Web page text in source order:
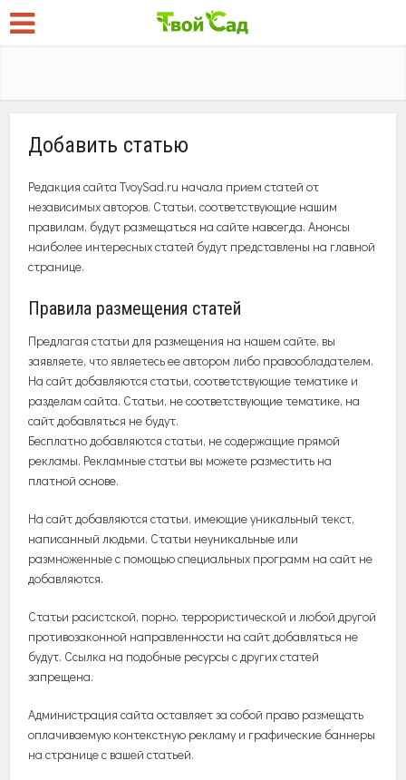
Добавить статью
Редакция сайта TvoySad.ru начала прием статей от
независимых авторов. Статьи, соответствующие нашим
правилам, будут размещаться на сайте навсегда. Анонсы
наиболее интересных статей будут представлены на главной
странице.
Правила размещения статей
Предлагая статьи для размещения на нашем сайте, вы
заявляете, что являетесь ее автором либо правообладателем.
На сайт добавляются статьи, соответствующие тематике и
разделам сайта. Статьи, не соответствующие тематике, на
сайт добавляться не будут.
Бесплатно добавляются статьи, не содержащие прямой
рекламы. Рекламные статьи вы можете разместить на
платной основе.
На сайт добавляются статьи, имеющие уникальный текст,
написанный людьми. Статьи неуникальные или
размноженные с помощью специальных программ на сайт не
добавляются.
Статьи расистской, порно, террористической и любой другой
противозаконной направленности на сайт добавляться не
будут. Ссылка на подобные ресурсы с других статей
запрещена.
Администрация сайта оставляет за собой право размещать
оплачиваемую контекстную рекламу и графические баннеры
на странице с вашей статьей.